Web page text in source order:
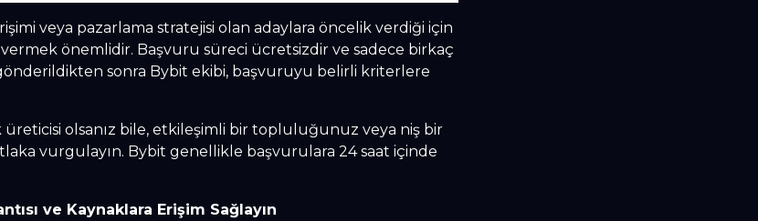
veya pazarlama stratejisi olan adaylara öncelik verdiği için
önemlidir. Başvuru süreci ücretsizdir ve sadece birkaç
sonra Bybit ekibi, başvuruyu belirli kriterlere
olsanız bile, etkileşimli bir topluluğunuz veya niş bir
vurgulayın. Bybit genellikle başvurulara 24 saat içinde
ve Kaynaklara Erişim Sağlayın